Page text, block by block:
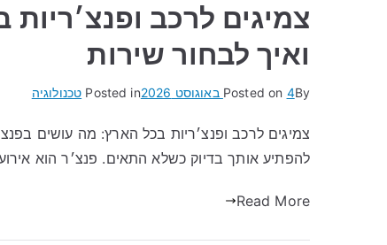
צמיגים לרכב
ואיך לבחור שירות
By
Posted on 4 באוגוסט 2026 Posted in טכנולוגיה
צמיגים לרכב ופנצ׳ריות בכל הארץ: מה עושים
להפתיע אותך בדיוק כשלא התאים. פנצ׳ר הוא
Read More